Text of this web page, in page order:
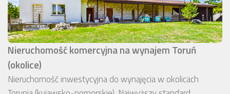
Nieruchomość komercyjna na wynajem Toruń
(okolice)
Nieruchomość inwestycyjna do wynajęcia w okolicach